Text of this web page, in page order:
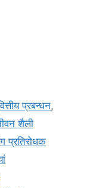
प्रबन्धन,
शैली
प्रतिरोधक